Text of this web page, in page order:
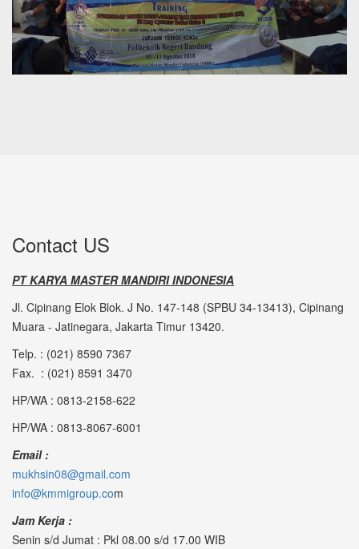
Contact US
PT KARYA MASTER MANDIRI INDONESIA
Jl. Cipinang Elok Blok. J No. 147-148 (SPBU 34-13413), Cipinang
Muara - Jatinegara, Jakarta Timur 13420.
Telp. : (021) 8590 7367
Fax. : (021) 8591 3470
HP/WA : 0813-2158-622
HP/WA : 0813-8067-6001
Email :
mukhsin08@gmail.com
info@kmmigroup.com
Jam Kerja :
Senin s/d Jumat : Pkl 08.00 s/d 17.00 WIB